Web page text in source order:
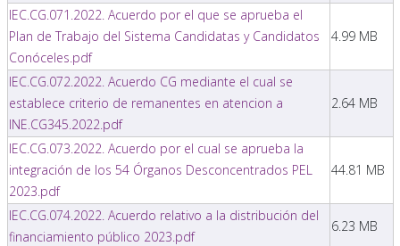
IEC.CG.071.2022. Acuerdo por el que se aprueba el
Plan de Trabajo del Sistema Candidatas y Candidatos
Conóceles.pdf
4.99 MB
IEC.CG.072.2022. Acuerdo CG mediante el cual se
establece criterio de remanentes en atencion a
INE.CG345.2022.pdf
2.64 MB
IEC.CG.073.2022. Acuerdo por el cual se aprueba la
integración de los 54 Órganos Desconcentrados PEL
2023.pdf
44.81 MB
IEC.CG.074.2022. Acuerdo relativo a la distribución del
financiamiento público 2023.pdf
6.23 MB